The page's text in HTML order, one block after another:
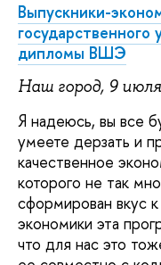
Выпускники-
государственного
дипломы ВШЭ
Наш город, 9 июля
Я надеюсь, вы все
умеете дерзать и
качественное
которого не так
сформирован вкус
экономики эта
что для нас это